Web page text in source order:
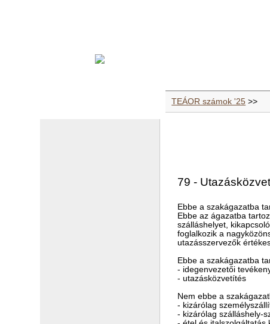
TEÁOR számok '25 >>
79 -
Ebbe a szakágazatba
Ebbe az ágazatba
szálláshelyet,
foglalkozik a
utazásszervezők
Ebbe a szakágazatba
- idegenvezetői
- utazásközvetítés
Nem ebbe a
- kizárólag
- kizárólag szálláshely-